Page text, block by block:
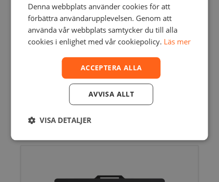
BAMBU LAB – SUPPORT FOR PLA – WHITE
0,5 KG / 1.75 MM
inkl. moms
Denna webbplats använder cookies för att
förbättra användarupplevelsen. Genom att
använda vår webbplats samtycker du till alla
cookies i enlighet med vår cookiepolicy. Läs mer
ACCEPTERA ALLA
AVVISA ALLT
VISA DETALJER